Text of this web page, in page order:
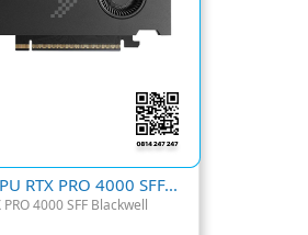
RTX PRO 4000 SFF...
PRO 4000 SFF Blackwell